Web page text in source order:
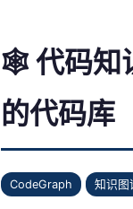
🕸️ 代码知
的代码库
CodeGraph 知识图